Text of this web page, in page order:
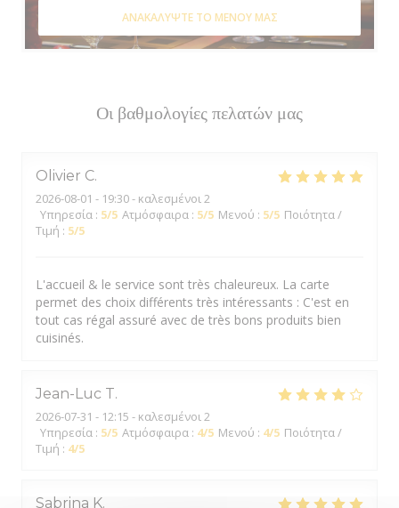
Οι βαθμολογίες πελατών μας
Olivier C
2026-08-01 - 19:30 - καλεσμένοι 2
Υπηρεσία : 5/5 Ατμόσφαιρα : 5/5 Μενού : 5/5 Ποιότητα /
Τιμή : 5/5
L'accueil & le service sont très chaleureux. La carte
permet des choix différents très intéressants : C'est en
tout cas régal assuré avec de très bons produits bien
cuisinés.
Jean-Luc T
2026-07-31 - 12:15 - καλεσμένοι 2
Υπηρεσία : 5/5 Ατμόσφαιρα : 4/5 Μενού : 4/5 Ποιότητα /
Τιμή : 4/5
Sabrina K
ΑΝΑΚΑΛΎΨΤΕ ΤΟ ΜΕΝΟΎ ΜΑΣ